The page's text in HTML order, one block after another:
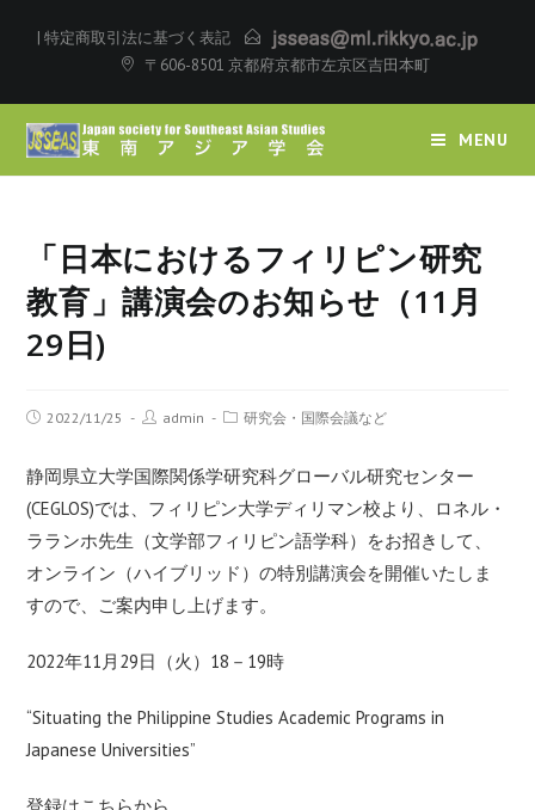
| 特定商取引法に基づく表記
〒606-8501 京都府京都市左京区吉田本町
MENU
「日本におけるフィリピン研究
教育」講演会のお知らせ（11月
29日)
2022/11/25 admin 研究会・国際会議など
静岡県立大学国際関係学研究科グローバル研究センター
(CEGLOS)では、フィリピン大学ディリマン校より、ロネル・
ラランホ先生（文学部フィリピン語学科）をお招きして、
オンライン（ハイブリッド）の特別講演会を開催いたしま
すので、ご案内申し上げます。
2022年11月29日（火）18－19時
“Situating the Philippine Studies Academic Programs in
Japanese Universities”